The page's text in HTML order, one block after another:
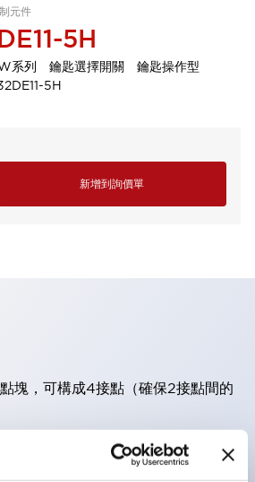
元件
5H
系列 鑰匙選擇開關 鑰匙操作型
5H
新增到詢價單
塊，可構成4接點（確保2接點間的
※11段接點塊）、59.9mm（※22段
空間設計。